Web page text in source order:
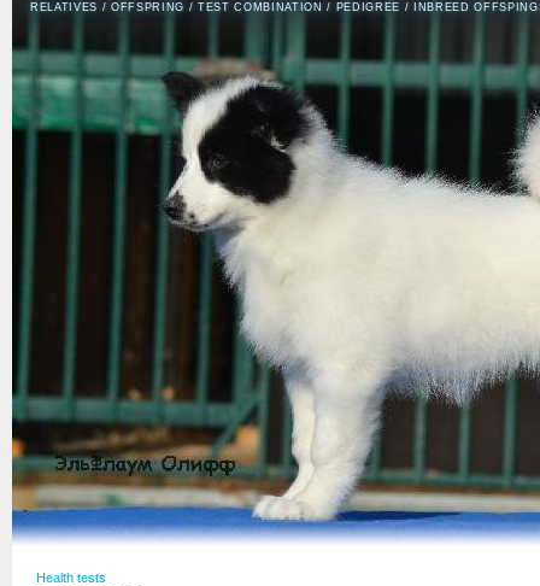
RELATIVES /OFFSPRING /TEST COMBINATION / PEDIGREE / INBREED
Health tests